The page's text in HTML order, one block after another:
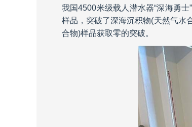
我国4500米级载人潜水器“深海勇
样品，突破了深海沉积物(天然气水
合物)样品获取零的突破。